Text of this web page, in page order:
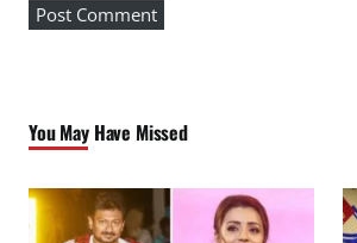
You May Have Missed